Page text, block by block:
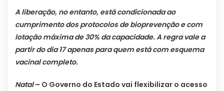
A liberação, no entanto, está condicionada ao
cumprimento dos protocolos de bioprevenção e com
lotação máxima de 30% da capacidade. A regra vale a
partir do dia 17 apenas para quem está com esquema
vacinal completo.
Natal– O Governo do Estado vai flexibilizar o acesso